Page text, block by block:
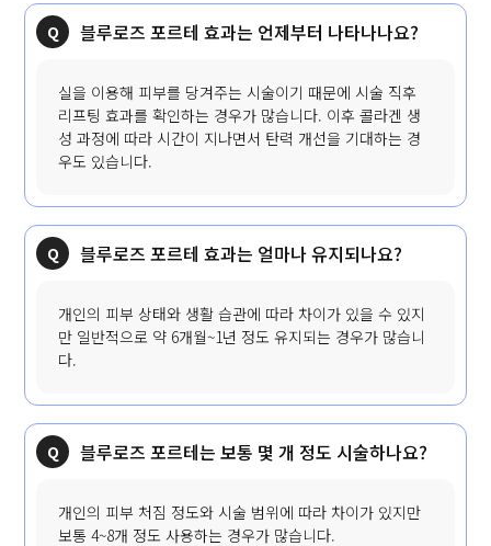
블루로즈 포르테 효과는 언제부터 나타나나요?
실을 이용해 피부를 당겨주는 시술이기 때문에 시술 직후
리프팅 효과를 확인하는 경우가 많습니다. 이후 콜라겐 생
성 과정에 따라 시간이 지나면서 탄력 개선을 기대하는 경
우도 있습니다.
블루로즈 포르테 효과는 얼마나 유지되나요?
개인의 피부 상태와 생활 습관에 따라 차이가 있을 수 있지
만 일반적으로 약 6개월~1년 정도 유지되는 경우가 많습니
다.
블루로즈 포르테는 보통 몇 개 정도 시술하나요?
개인의 피부 처짐 정도와 시술 범위에 따라 차이가 있지만
보통 4~8개 정도 사용하는 경우가 많습니다.